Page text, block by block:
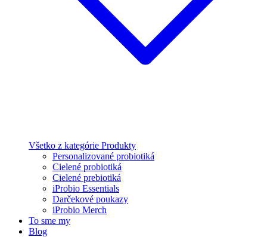
Všetko z kategórie Produkty
Personalizované probiotiká
Cielené probiotiká
Cielené prebiotiká
iProbio Essentials
Darčekové poukazy
iProbio Merch
To sme my
Blog